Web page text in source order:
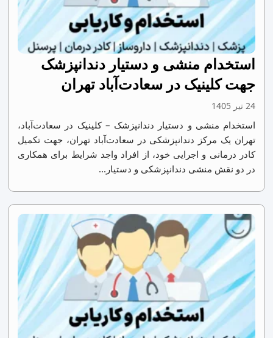
استخدام منشی و دستیار دندانپزشک
جهت کلینیک در سعادت‌آباد تهران
24 تیر 1405
استخدام منشی و دستیار دندانپزشک – کلینیک در سعادت‌آباد،
تهران یک مرکز دندانپزشکی در سعادت‌آباد تهران، جهت تکمیل
کادر درمانی و اجرایی خود، از افراد واجد شرایط برای همکاری
در دو نقش منشی دندانپزشکی و دستیار...